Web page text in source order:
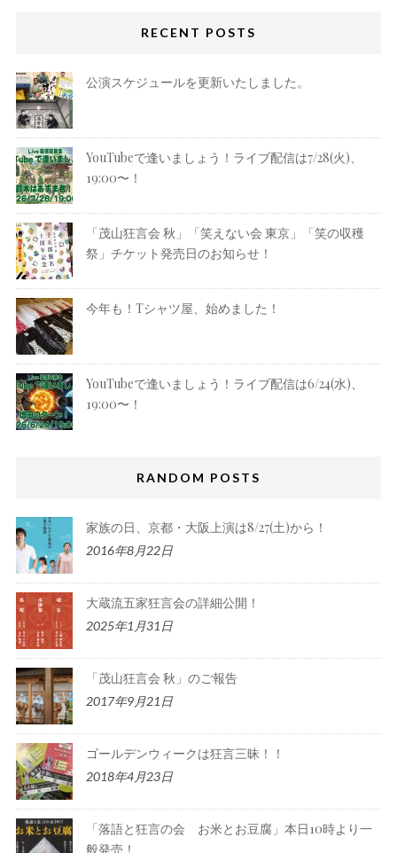
RECENT POSTS
公演スケジュールを更新いたしました。
YouTubeで逢いましょう！ライブ配信は7/28(火)、
19:00〜！
「茂山狂言会 秋」「笑えない会 東京」「笑の収穫
祭」チケット発売日のお知らせ！
今年も！Tシャツ屋、始めました！
YouTubeで逢いましょう！ライブ配信は6/24(水)、
19:00〜！
RANDOM POSTS
家族の日、京都・大阪上演は8/27(土)から！
2016年8月22日
大蔵流五家狂言会の詳細公開！
2025年1月31日
「茂山狂言会 秋」のご報告
2017年9月21日
ゴールデンウィークは狂言三昧！！
2018年4月23日
「落語と狂言の会 お米とお豆腐」本日10時より一
般発売！